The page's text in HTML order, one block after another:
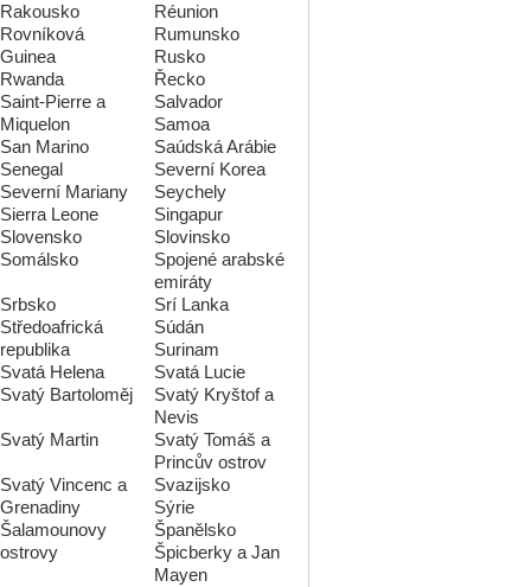
Rakousko
Réunion
Rovníková
Guinea
Rumunsko
Rusko
Rwanda
Řecko
Saint-Pierre a
Miquelon
Salvador
Samoa
San Marino
Saúdská Arábie
Senegal
Severní Korea
Severní Mariany
Seychely
Sierra Leone
Singapur
Slovensko
Slovinsko
Somálsko
Spojené arabské
emiráty
Srbsko
Srí Lanka
Středoafrická
republika
Súdán
Surinam
Svatá Helena
Svatá Lucie
Svatý Bartoloměj
Svatý Kryštof a
Nevis
Svatý Martin
Svatý Tomáš a
Princův ostrov
Svatý Vincenc a
Grenadiny
Svazijsko
Sýrie
Šalamounovy
ostrovy
Španělsko
Špicberky a Jan
Mayen